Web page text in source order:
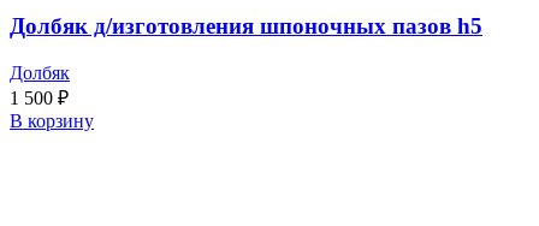
Долбяк д/изготовления шпоночных пазов h5
Долбяк
1 500 ₽
В корзину